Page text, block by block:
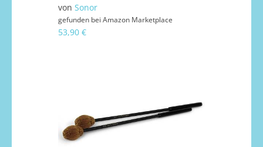
von Sonor
gefunden bei Amazon Marketplace
53,90 €